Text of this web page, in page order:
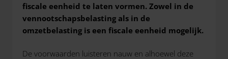
fiscale eenheid te laten vormen. Zowel in de
vennootschapsbelasting als in de
omzetbelasting is een fiscale eenheid mogelijk.
De voorwaarden luisteren nauw en alhoewel deze